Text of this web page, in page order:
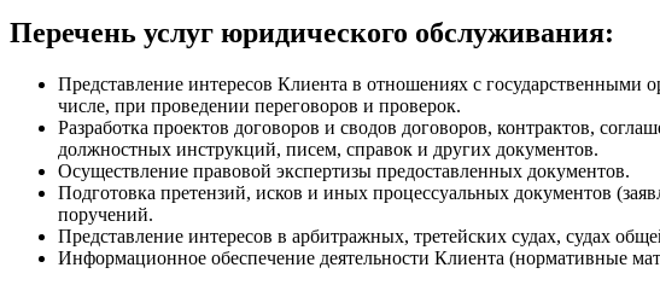
Перечень услуг юридического обслуживания:
Представление интересов Клиента в отношениях с
числе, при проведении переговоров и проверок.
Разработка проектов договоров и сводов договоров, контрактов,
должностных инструкций, писем, справок и других документов.
Осуществление правовой экспертизы предоставленных документов.
Подготовка претензий, исков и иных процессуальных документов
поручений.
Представление интересов в арбитражных, третейских судах, судах
Информационное обеспечение деятельности Клиента (нормативные